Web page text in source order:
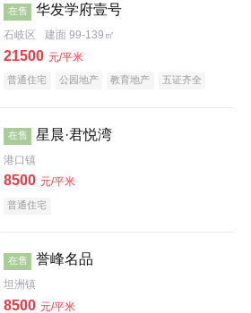
在售 华发学府壹号
石岐区 建面 99-139㎡
21500 元/平米
普通住宅 公园地产 教育地产
五证齐全
在售 星晨·君悦湾
港口镇
8500 元/平米
普通住宅
在售 誉峰名品
坦洲镇
8500 元/平米